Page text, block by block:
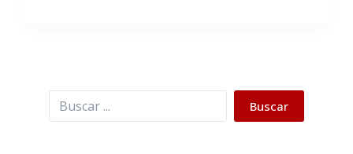
Buscar Buscar